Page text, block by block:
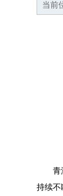
当前
青
持续不